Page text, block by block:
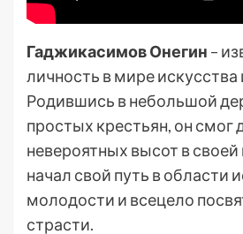
Гаджикасимов Онегин –
личность в мире
Родившись в небольшой
простых крестьян, он смог
невероятных высот в своей
начал свой путь в области
молодости и всецело
страсти.